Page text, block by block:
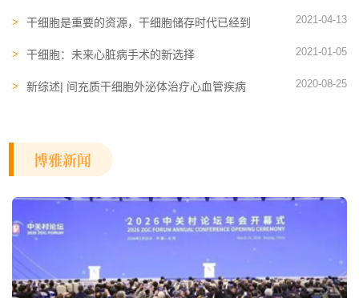
干细胞是重要的资源，干细胞储存时代已经到
2021-04-13
干细胞：未来心脏病手术的新选择 2021-01-05
新综述| 间充质干细胞外泌体治疗心血管疾病 2020-08-25
博雅新闻